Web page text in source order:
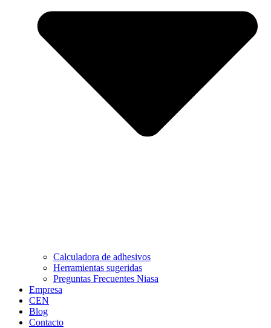
Calculadora de adhesivos
Herramientas sugeridas
Preguntas Frecuentes Niasa
Empresa
CEN
Blog
Contacto